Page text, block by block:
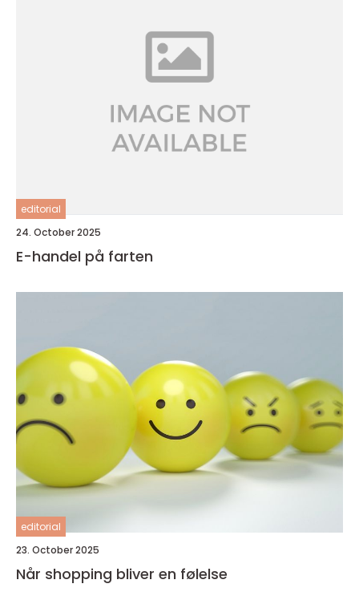
editorial
24. October 2025
E-handel på farten
editorial
23. October 2025
Når shopping bliver en følelse